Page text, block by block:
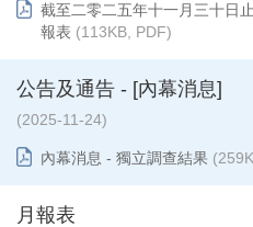
截至二零二五年十一月三十日
報表 (113KB, PDF)
公告及通告 - [內幕消息]
(2025-11-24)
內幕消息 - 獨立調查結果
月報表